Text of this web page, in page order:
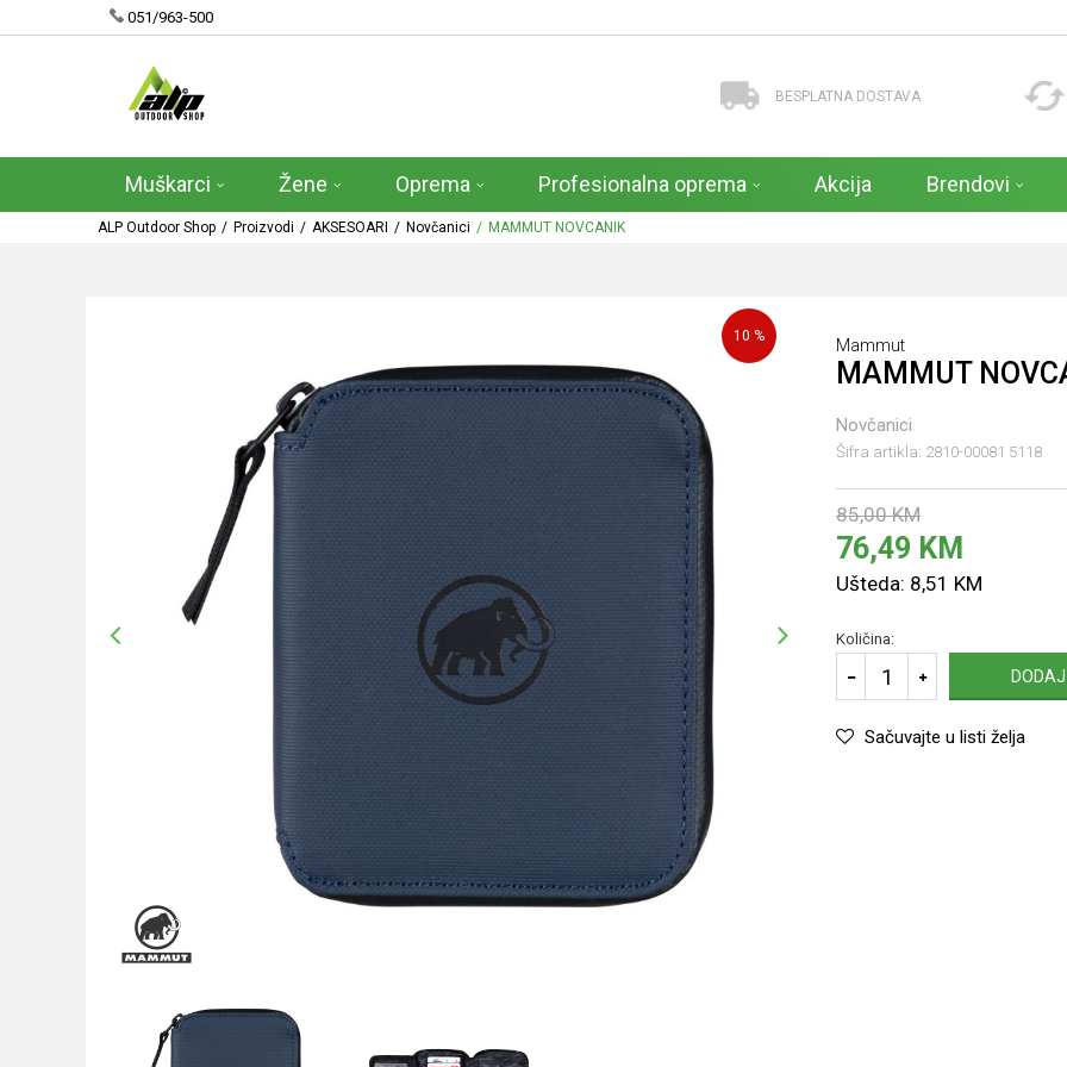
051/963-500
BESPLATNA DOSTAVA
Muškarci Žene Oprema Profesionalna oprema Akcija Brendovi
ALP Outdoor Shop Proizvodi AKSESOARI Novčanici MAMMUT NOVCANIK
10 % Mammut
MAMMUT
Novčanici
Šifra artikla: 2810-00081 5118
85,00 KM
76,49 KM
Ušteda: 8,51 KM
Količina:
Sačuvajte u listi želja